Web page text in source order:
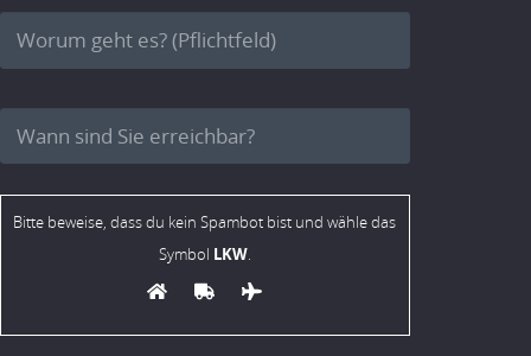
Bitte beweise, dass du kein Spambot bist und wähle das
Symbol LKW.